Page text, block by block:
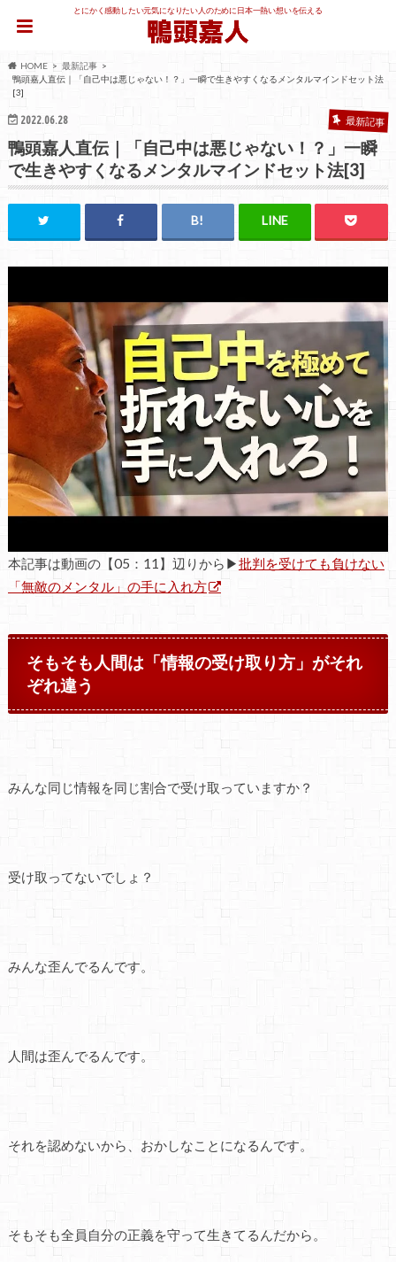
とにかく感動したい元気になりたい人のために日本一熱い想いを伝える
HOME
最新記事
鴨頭嘉人直伝｜「自己中は悪じゃない！？」一瞬で生きやすくなるメンタルマインドセット法
[3]
2022.06.28 最新記事
鴨頭嘉人直伝｜「自己中は悪じゃない！？」一瞬
で生きやすくなるメンタルマインドセット法[3]
本記事は動画の【05：11】辺りから▶批判を受けても負けない
「無敵のメンタル」の手に入れ方
そもそも人間は「情報の受け取り方」がそれ
ぞれ違う
みんな同じ情報を同じ割合で受け取っていますか？
受け取ってないでしょ？
みんな歪んでるんです。
人間は歪んでるんです。
それを認めないから、おかしなことになるんです。
そもそも全員自分の正義を守って生きてるんだから。